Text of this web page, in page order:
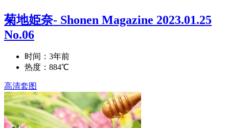
菊地姫奈- Shonen Magazine 2023.01.25
No.06
时间：3年前
热度：884℃
高清套图